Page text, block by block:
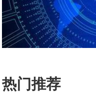
热门推荐